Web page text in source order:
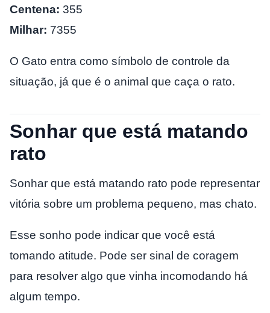
Centena: 355
Milhar: 7355
O Gato entra como símbolo de controle da
situação, já que é o animal que caça o rato.
Sonhar que está matando
rato
Sonhar que está matando rato pode representar
vitória sobre um problema pequeno, mas chato.
Esse sonho pode indicar que você está
tomando atitude. Pode ser sinal de coragem
para resolver algo que vinha incomodando há
algum tempo.